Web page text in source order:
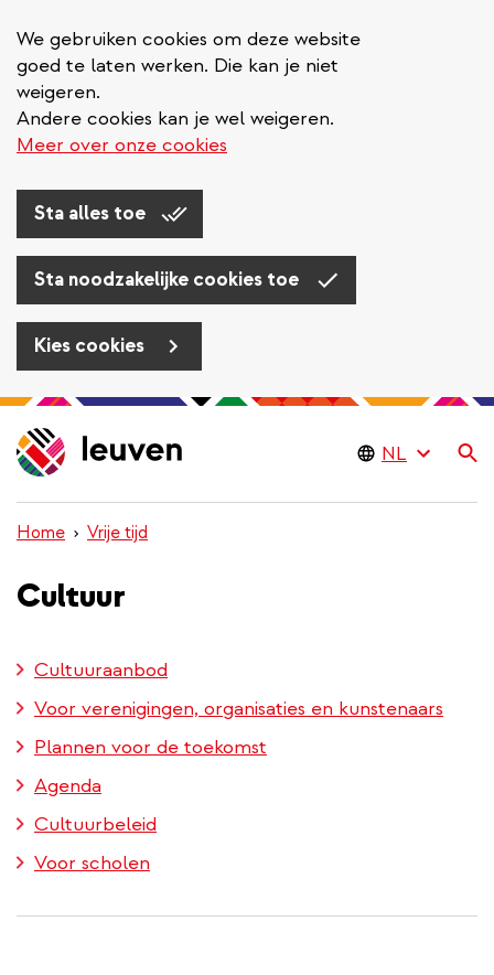
We gebruiken cookies om deze website
goed te laten werken. Die kan je niet
weigeren.
Andere cookies kan je wel weigeren.
Meer over onze cookies
Sta alles toe
Sta noodzakelijke cookies toe
Kies cookies
Overslaan
en
naar
inhoud
gaan
Home Vrije tijd
Cultuur
Cultuuraanbod
Voor verenigingen, organisaties en kunstenaars
Plannen voor de toekomst
Agenda
Cultuurbeleid
Voor scholen